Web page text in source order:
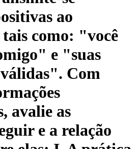
ao
como: "você
e "suas
Com
avalie as
e a relação